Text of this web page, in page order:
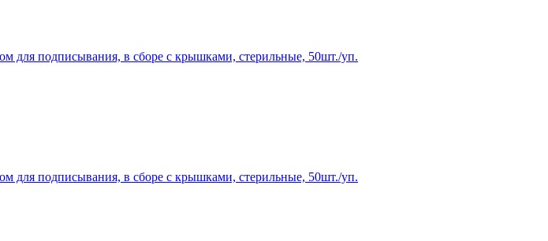
для подписывания, в сборе с крышками, стерильные, 50шт./уп.
для подписывания, в сборе с крышками, стерильные, 50шт./уп.